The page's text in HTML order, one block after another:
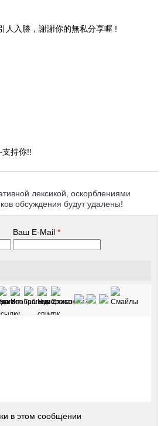
人入勝，謝謝你的無私分享喔 !
支持你!!
лексикой, оскорблениями
обсуждения будут удалены!
Ваш E-Mail*
в этом сообщении